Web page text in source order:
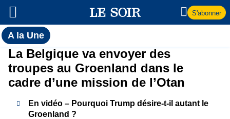
S'abonner
A la UneToutes
l'actualité
du Soir
A
la
Une
La Belgique va envoyer des
troupes au Groenland dans le
cadre d’une mission de l’Otan
En vidéo – Pourquoi Trump désire-t-il autant le
Groenland ?